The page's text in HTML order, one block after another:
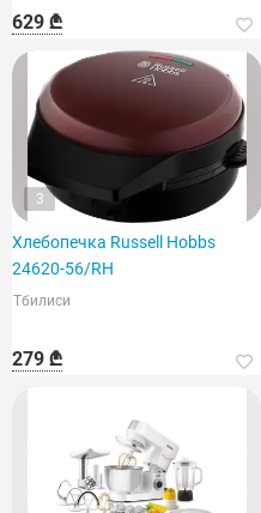
629 ₾
3
Хлебопечка Russell Hobbs
24620-56/RH
Тбилиси
279 ₾